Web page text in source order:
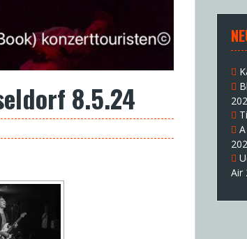
8.5.24
Air